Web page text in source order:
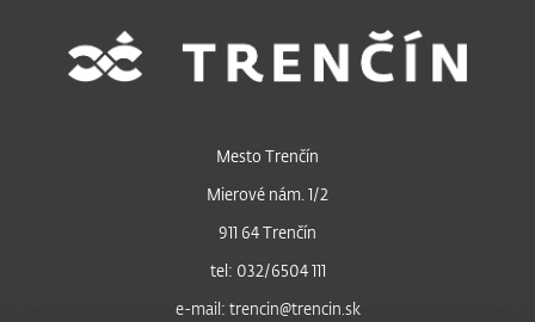
Mesto Trenčín
Mierové nám. 1/2
911 64 Trenčín
tel: 032/6504 111
e-mail: trencin@trencin.sk